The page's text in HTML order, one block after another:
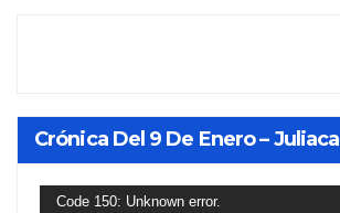
Crónica Del 9 De Enero – Juliaca
Reproductor
Code 150: Unknown error.